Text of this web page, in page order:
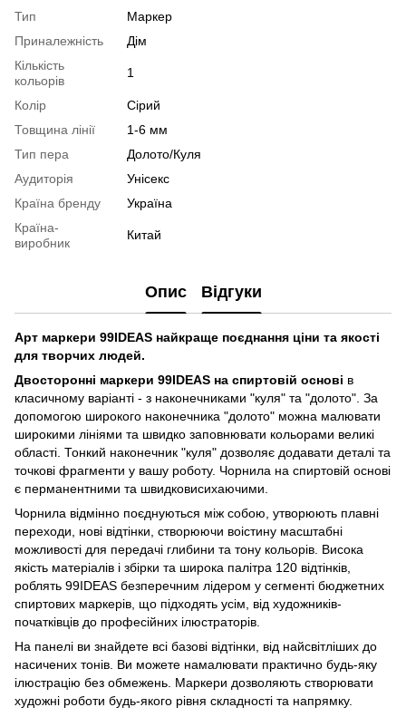
Тип
Маркер
Приналежність
Дім
Кількість
кольорів
1
Колір
Сірий
Товщина лінії
1-6 мм
Тип пера
Долото/Куля
Аудиторія
Унісекс
Країна бренду
Україна
Країна-
виробник
Китай
Опис Відгуки
Арт маркери 99IDEAS найкраще поєднання ціни та якості
для творчих людей.
Двосторонні маркери 99IDEAS на спиртовій основі в
класичному варіанті - з наконечниками "куля" та "долото". За
допомогою широкого наконечника "долото" можна малювати
широкими лініями та швидко заповнювати кольорами великі
області. Тонкий наконечник "куля" дозволяє додавати деталі та
точкові фрагменти у вашу роботу. Чорнила на спиртовій основі
є перманентними та швидковисихаючими.
Чорнила відмінно поєднуються між собою, утворюють плавні
переходи, нові відтінки, створюючи воістину масштабні
можливості для передачі глибини та тону кольорів. Висока
якість матеріалів і збірки та широка палітра 120 відтінків,
роблять 99IDEAS безперечним лідером у сегменті бюджетних
спиртових маркерів, що підходять усім, від художників-
початківців до професійних ілюстраторів.
На панелі ви знайдете всі базові відтінки, від найсвітліших до
насичених тонів. Ви можете намалювати практично будь-яку
ілюстрацію без обмежень. Маркери дозволяють створювати
художні роботи будь-якого рівня складності та напрямку.